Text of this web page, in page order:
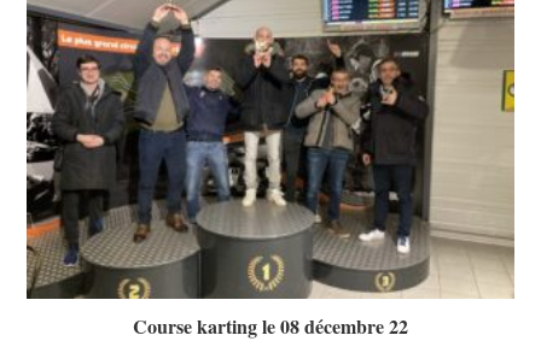
Course karting le 08 décembre 22